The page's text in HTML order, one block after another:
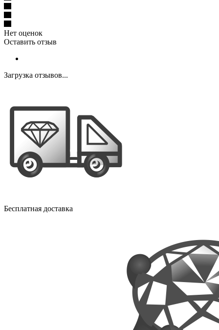
Нет оценок
Оставить отзыв
Загрузка отзывов...
Бесплатная доставка